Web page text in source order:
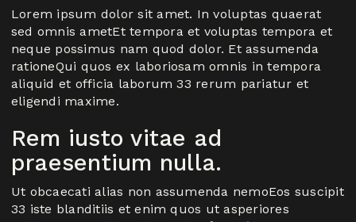
Lorem ipsum dolor sit amet. In voluptas quaerat
sed omnis ametEt tempora et voluptas tempora et
neque possimus nam quod dolor. Et assumenda
rationeQui quos ex laboriosam omnis in tempora
aliquid et officia laborum 33 rerum pariatur et
eligendi maxime.
Rem iusto vitae ad
praesentium nulla.
Ut obcaecati alias non assumenda nemoEos suscipit
33 iste blanditiis et enim quos ut asperiores